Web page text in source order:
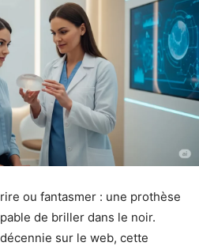
ou fantasmer : une prothèse
de briller dans le noir.
sur le web, cette